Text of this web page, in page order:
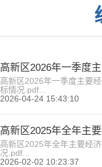
高新区2026年一季度
高新区2026年一季度主要
标情况.pdf...
2026-04-24 15:43:10
高新区2025年全年主
高新区2025年全年主要经
况.pdf...
2026-02-02 10:23:37